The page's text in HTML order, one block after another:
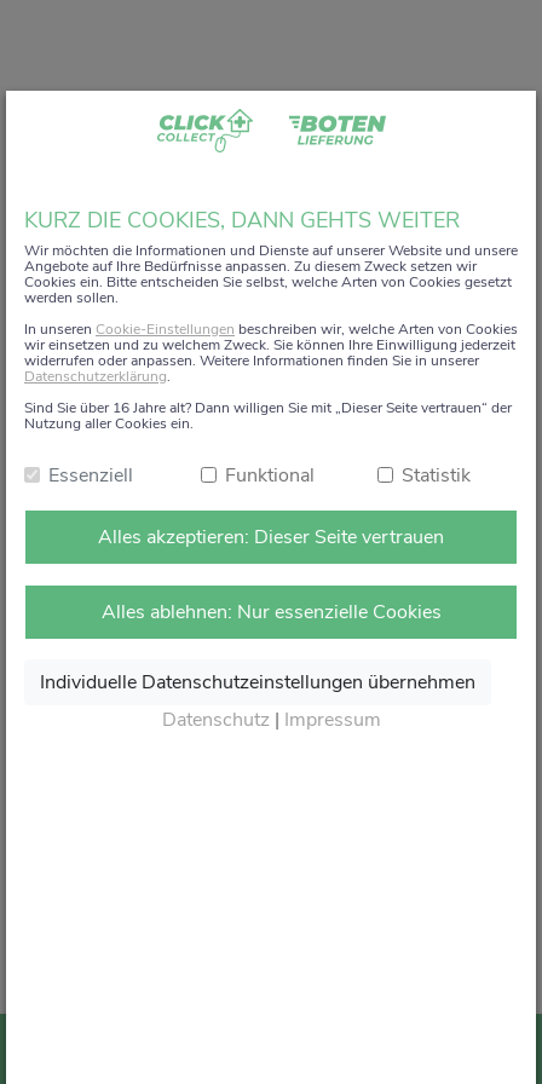
Liebe Kundin, lieber Kunde,
vielen Dank, dass Sie unser digitalesZACK+DA!
Aktionsregal genutzt haben.
Wir haben uns sehr gefreut, Sie auf diesem Weg begleiten
zu dürfen.
Dieses Angebot wird zum 15. Januar 2026 eingestellt.
Ab dem 16. Januar 2026 stehen die Online-
nicht mehr zur Verfügung.
Natürlich sind wir weiterhin persönlich für Sie da. Direkt
vor Ort in Ihrer Apotheke.
attraktive Angebote und den besten Service rund um Ihre
Danke für Ihr Vertrauen.
KURZ DIE COOKIES, DANN GEHTS WEITER
Wir möchten die Informationen und Dienste auf unserer Website und unsere
Angebote auf Ihre Bedürfnisse anpassen. Zu diesem Zweck setzen wir
Cookies ein. Bitte entscheiden Sie selbst, welche Arten von Cookies gesetzt
werden sollen.
In unseren Cookie-Einstellungen beschreiben wir, welche Arten von Cookies
wir einsetzen und zu welchem Zweck. Sie können Ihre Einwilligung jederzeit
widerrufen oder anpassen. Weitere Informationen finden Sie in unserer
Datenschutzerklärung.
Sind Sie über 16 Jahre alt? Dann willigen Sie mit „Dieser Seite vertrauen“ der
Nutzung aller Cookies ein.
Essenziell Funktional Statistik
Alles akzeptieren: Dieser Seite vertrauen
Alles ablehnen: Nur essenzielle Cookies
Individuelle Datenschutzeinstellungen übernehmen
Datenschutz| Impressum